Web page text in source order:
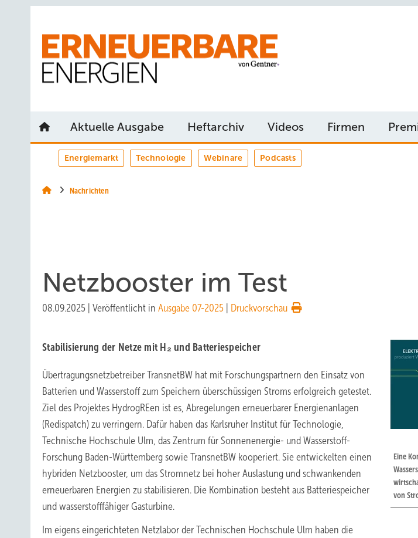
Aktuelle Ausgabe Heftarchiv Videos Firmen
Energiemarkt Technologie Webinare Podcasts
Nachrichten
Netzbooster im Test
08.09.2025 Veröffentlicht in Ausgabe 07-2025 Druckvorschau
Eine
von
Stabilisierung der Netze mit H₂ und Batteriespeicher
Übertragungsnetzbetreiber TransnetBW hat mit Forschungspartnern den Einsatz von
Batterien und Wasserstoff zum Speichern überschüssigen Stroms erfolgreich getestet.
Ziel des Projektes HydrogREen ist es, Abregelungen erneuerbarer Energienanlagen
(Redispatch) zu verringern. Dafür haben das Karlsruher Institut für Technologie,
Technische Hochschule Ulm, das Zentrum für Sonnenenergie- und Wasserstoff-
Forschung Baden-Württemberg sowie TransnetBW kooperiert. Sie entwickelten einen
hybriden Netzbooster, um das Stromnetz bei hoher Auslastung und schwankenden
erneuerbaren Energien zu stabilisieren. Die Kombination besteht aus Batteriespeicher
und wasserstofffähiger Gasturbine.
Im eigens eingerichteten Netzlabor der Technischen Hochschule Ulm haben die